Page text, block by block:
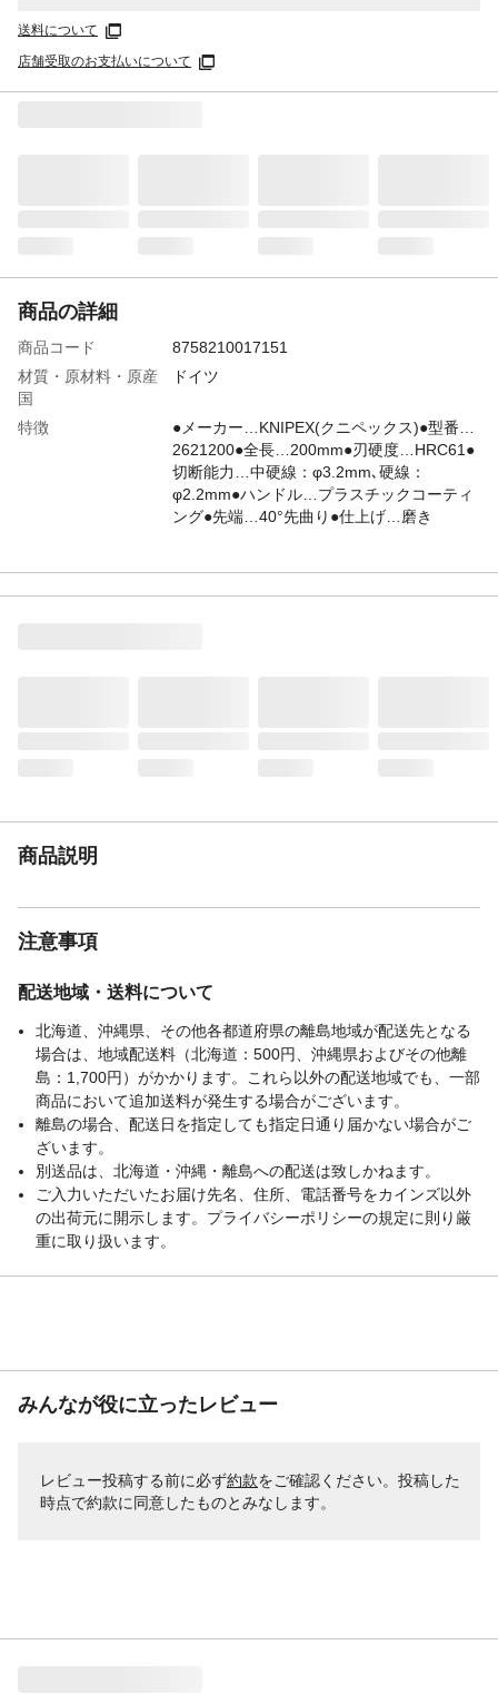
送料について
店舗受取のお支払いについて
商品の詳細
商品コード
8758210017151
材質・原材料・原産
国
ドイツ
特徴
●メーカー…KNIPEX(クニペックス)●型番…
2621200●全長…200mm●刃硬度…HRC61●
切断能力…中硬線：φ3.2mm､硬線：
φ2.2mm●ハンドル…プラスチックコーティ
ング●先端…40°先曲り●仕上げ…磨き
商品説明
注意事項
配送地域・送料について
北海道、沖縄県、その他各都道府県の離島地域が配送先となる
場合は、地域配送料（北海道：500円、沖縄県およびその他離
島：1,700円）がかかります。これら以外の配送地域でも、一部
商品において追加送料が発生する場合がございます。
離島の場合、配送日を指定しても指定日通り届かない場合がご
ざいます。
別送品は、北海道・沖縄・離島への配送は致しかねます。
ご入力いただいたお届け先名、住所、電話番号をカインズ以外
の出荷元に開示します。プライバシーポリシーの規定に則り厳
重に取り扱います。
みんなが役に立ったレビュー
レビュー投稿する前に必ず約款をご確認ください。投稿した
時点で約款に同意したものとみなします。